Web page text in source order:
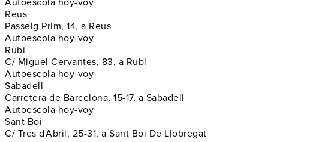
Autoescola hoy-voy
Reus
Passeig Prim, 14, a Reus
Autoescola hoy-voy
Rubí
C/ Miguel Cervantes, 83, a Rubí
Autoescola hoy-voy
Sabadell
Carretera de Barcelona, 15-17, a Sabadell
Autoescola hoy-voy
Sant Boi
C/ Tres d'Abril, 25-31, a Sant Boi De Llobregat